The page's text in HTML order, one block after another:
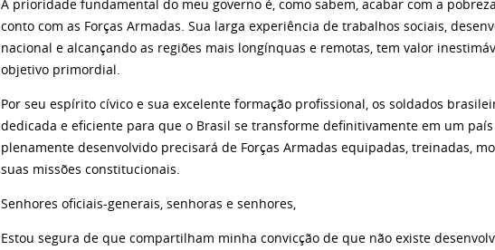
A prioridade fundamental do meu governo é, como sabem, acabar com a
conto com as Forças Armadas. Sua larga experiência de trabalhos sociais,
nacional e alcançando as regiões mais longínquas e remotas, tem valor
objetivo primordial.
Por seu espírito cívico e sua excelente formação profissional, os soldados
dedicada e eficiente para que o Brasil se transforme definitivamente em um
plenamente desenvolvido precisará de Forças Armadas equipadas, treinadas,
suas missões constitucionais.
Senhores oficiais-generais, senhoras e senhores,
Estou segura de que compartilham minha convicção de que não existe